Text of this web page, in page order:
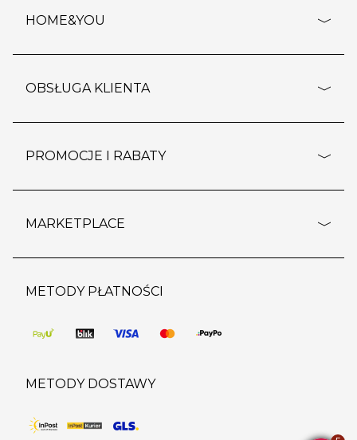
HOME&YOU
o firmie
polityka prywatności
kontakt
OBSŁUGA KLIENTA
dostawy i płatność
wypis z subskrypcji
regulamin sklepu
pozostałe regulaminy
PROMOCJE I RABATY
outlet
regulaminy promocji
MARKETPLACE
strefa marek
pomoc dla sprzedawców
METODY PŁATNOŚCI
METODY DOSTAWY